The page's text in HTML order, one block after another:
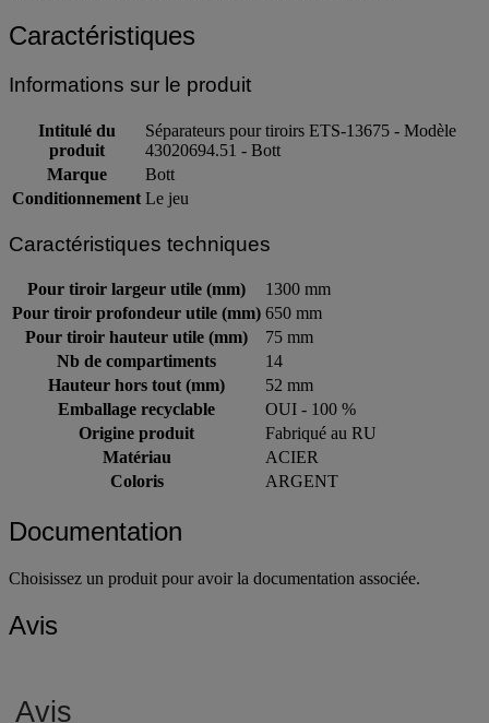
Caractéristiques
Informations sur le produit
Intitulé du
produit
Séparateurs pour tiroirs ETS-13675 - Modèle
43020694.51 - Bott
Marque
Bott
Conditionnement Le jeu
Caractéristiques techniques
Pour tiroir largeur utile (mm)
1300 mm
Pour tiroir profondeur utile (mm) 650 mm
Pour tiroir hauteur utile (mm)
75 mm
Nb de compartiments
14
Hauteur hors tout (mm)
52 mm
Emballage recyclable
OUI - 100 %
Origine produit
Fabriqué au RU
Matériau
ACIER
Coloris
ARGENT
Documentation
Choisissez un produit pour avoir la documentation associée.
Avis